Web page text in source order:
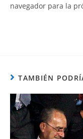
navegador para la
TAMBIÉN